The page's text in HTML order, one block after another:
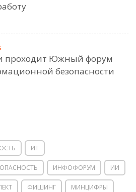
проходит Южный форум
безопасности
ИТ
ИНФОФОРУМ ИИ
ФИШИНГ МИНЦИФРЫ